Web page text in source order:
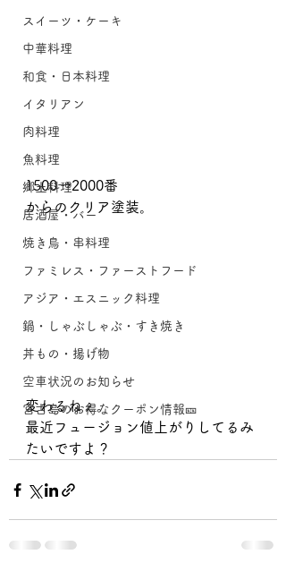
スイーツ・ケーキ
中華料理
和食・日本料理
イタリアン
肉料理
魚料理
郷土料理
居酒屋・バー
焼き鳥・串料理
ファミレス・ファーストフード
アジア・エスニック料理
鍋・しゃぶしゃぶ・すき焼き
丼もの・揚げ物
空車状況のお知らせ
宮古島のお得なクーポン情報🎫
1500→2000番
からのクリア塗装。
変わるねぇ。
最近フュージョン値上がりしてるみ
たいですよ？